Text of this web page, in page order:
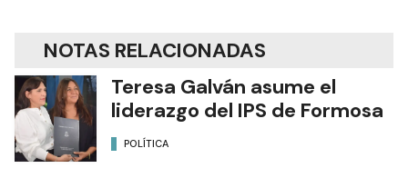
NOTAS RELACIONADAS
Teresa Galván asume el
liderazgo del IPS de Formosa
POLÍTICA